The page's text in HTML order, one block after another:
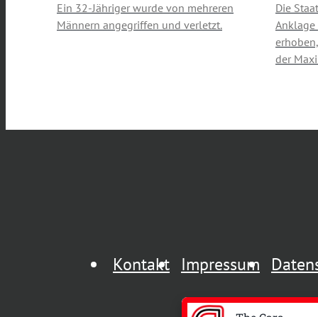
Ein 32-Jähriger wurde von mehreren
Männern angegriffen und verletzt.
Die
Anklage
der
Kontakt Impressum